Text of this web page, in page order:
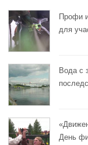
Профи
для
Вода с
День